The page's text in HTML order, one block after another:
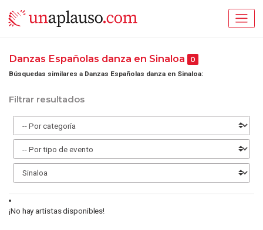
Danzas Españolas danza en Sinaloa 0
Búsquedas similares a Danzas Españolas danza en Sinaloa:
Filtrar resultados
¡No hay artistas disponibles!